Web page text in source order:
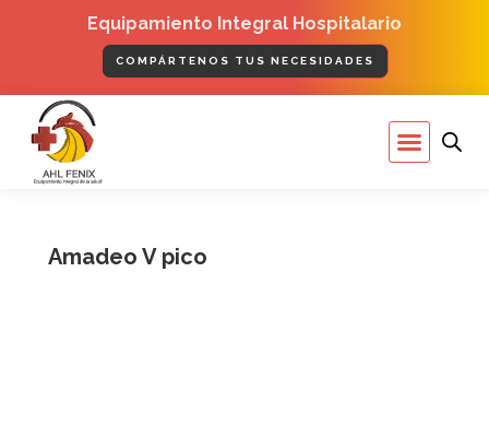
Equipamiento Integral Hospitalario
COMPÁRTENOS TUS NECESIDADES
Menú
Amadeo V pico